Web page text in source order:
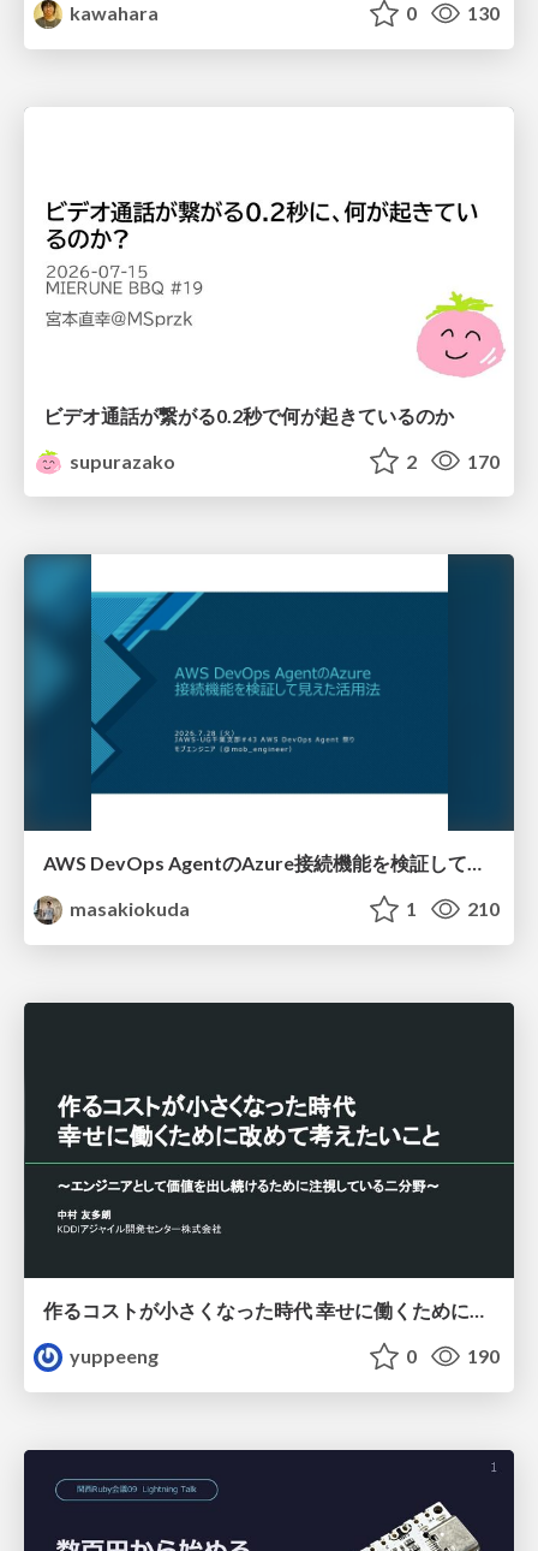
kawahara
0 130
ビデオ通話が繋がる0.2秒で何が起きているのか
supurazako
2 170
AWS DevOps AgentのAzure接続機能を検証して見えた活用法／Use Cases Verified for the AWS DevOps Agent's Azure Connectivity Feature
masakiokuda
1 210
作るコストが小さくなった時代 幸せに働くために改めて考えたいこと 〜エンジニアとして価値を出し続けるために注視している二分野〜
yuppeeng
0 190